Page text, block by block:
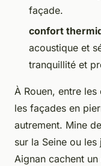
façade.
confort
acoustique et
tranquillité et
À Rouen, entre
les façades en
autrement. Mine
sur la Seine ou
Aignan cachent